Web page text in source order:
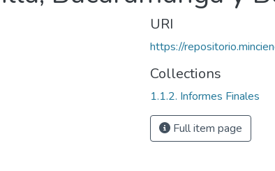
URI
https://
Collections
1.1.2. Informes Finales
Full item page